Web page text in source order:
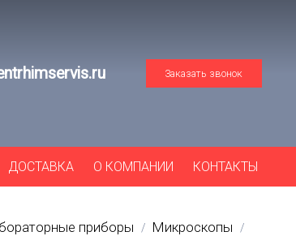
Заказать звонок
ДОСТАВКА О КОМПАНИИ КОНТАКТЫ
приборы / Микроскопы /